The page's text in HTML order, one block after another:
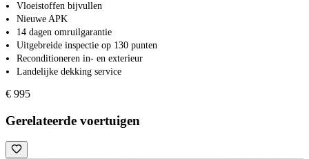
Vloeistoffen bijvullen
Nieuwe APK
14 dagen omruilgarantie
Uitgebreide inspectie op 130 punten
Reconditioneren in- en exterieur
Landelijke dekking service
€ 995
Gerelateerde voertuigen